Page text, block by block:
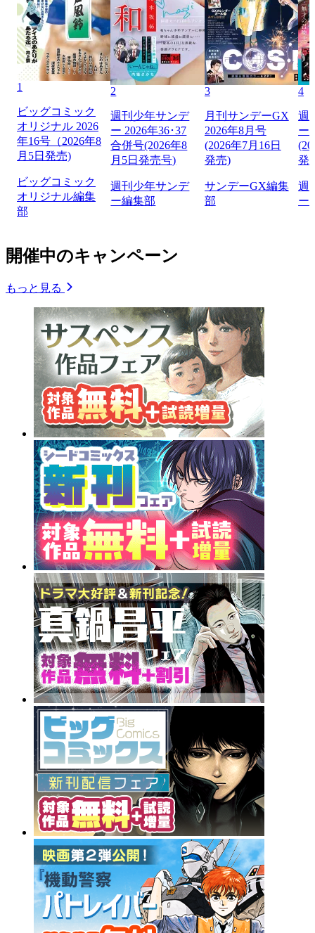
1
ビッグコミック
オリジナル 2026
年16号（2026年8
月5日発売)
ビッグコミック
オリジナル編集
部
2
週刊少年サンデ
ー 2026年36･37
合併号(2026年8
月5日発売号)
週刊少年サンデ
ー編集部
3
月刊サンデーGX
2026年8月号
(2026年7月16日
発売)
サンデーGX編集
部
4
週
ー
発
週
ー
開催中のキャンペーン
もっと見る